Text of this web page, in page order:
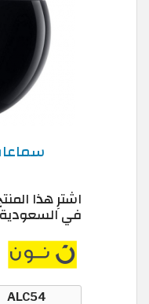
اشترِ هذا
في السعودية